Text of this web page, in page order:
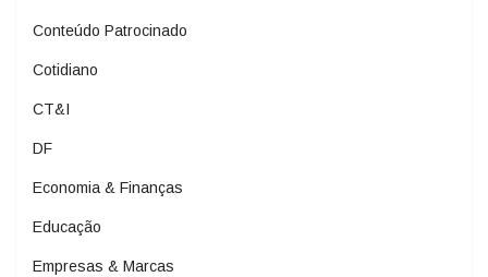
Conteúdo Patrocinado
Cotidiano
CT&I
DF
Economia & Finanças
Educação
Empresas & Marcas